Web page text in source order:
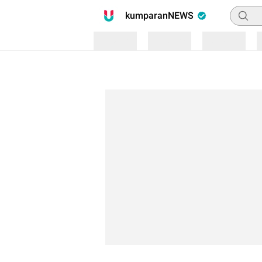
kumparanNEWS